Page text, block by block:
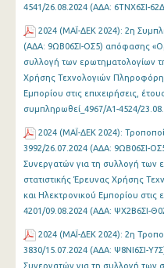
4541/26.08.2024 (ΑΔΑ: 6ΤΝΧ6ΣΙ-
2024 (ΜΑΪ-ΔΕΚ 2024): 2η
(ΑΔΑ: 9ΩΒ06ΣΙ-ΟΣ5) απόφασης
συλλογή των ερωτηματολογίων
Χρήσης Τεχνολογιών
Εμπορίου στις επιχειρήσεις,
συμπληρωθεί_4967/Α1-4524/
2024 (ΜΑΪ-ΔΕΚ 2024):
3992/26.07.2024 (ΑΔΑ: 9ΩΒ06ΣΙ-
Συνεργατών για τη συλλογή των
στατιστικής Έρευνας Χρήσης
και Ηλεκτρονικού Εμπορίου στις
4201/09.08.2024 (ΑΔΑ: ΨΧ2Β6ΣΙ-
2024 (ΜΑΪ-ΔΕΚ 2024): 2η
3830/15.07.2024 (ΑΔΑ: Ψ8ΝΙ6ΣΙ-
Συνεργατών για τη συλλογή των